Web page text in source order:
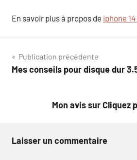
En savoir plus à propos de iphone
Navigation
de
Publication précédente
Mes conseils pour disque dur
Mon avis sur Cliquez
Laisser un commentaire